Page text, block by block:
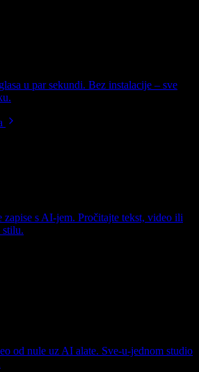
u par sekundi. Bez instalacije – sve
zapise s AI-jem. Pročitajte tekst, video ili
stilu.
od nule uz AI alate. Sve-u-jednom studio